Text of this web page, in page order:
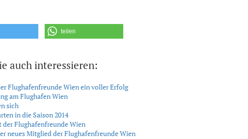
teilen
auch interessieren:
Flughafenfreunde Wien ein voller Erfolg
am Flughafen Wien
sich
in die Saison 2014
der Flughafenfreunde Wien
neues Mitglied der Flughafenfreunde Wien